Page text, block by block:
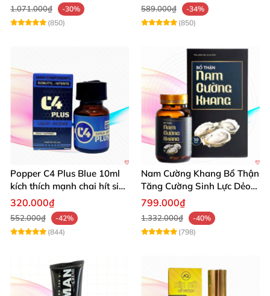
1.071.000₫
-30%
(850)
589.000₫
-34%
(850)
Popper C4 Plus Blue 10ml
kích thích mạnh chai hít siêu
đỉnh
320.000₫
552.000₫
-42%
(844)
Nam Cường Khang Bổ Thận
Tăng Cường Sinh Lực Dẻo
Dai Mạnh Mẽ
799.000₫
1.332.000₫
-40%
(798)